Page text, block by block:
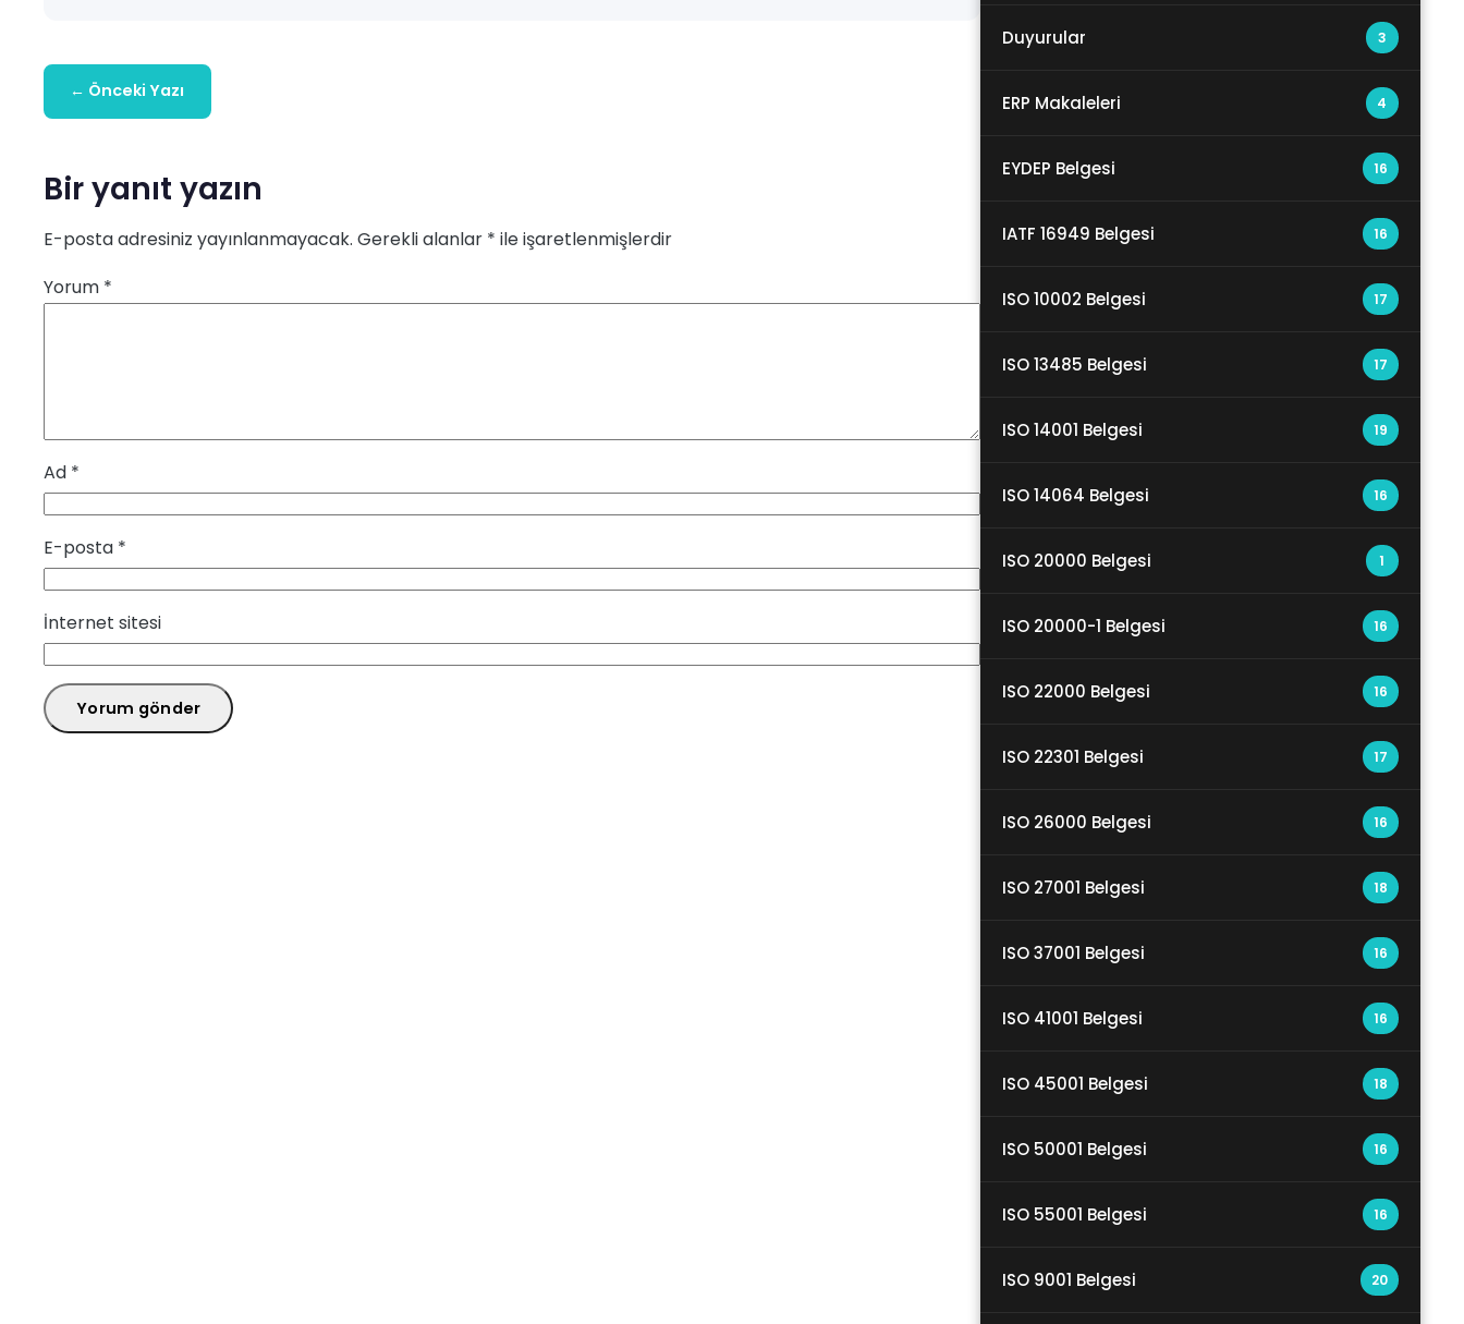
← Önceki Yazı
Bir yanıt yazın
E-posta adresiniz yayınlanmayacak. Gerekli alanlar * ile işaretlenmişlerdir
Yorum *
Ad *
E-posta *
İnternet sitesi
Duyurular 3
ERP Makaleleri 4
EYDEP Belgesi 16
IATF 16949 Belgesi 16
ISO 10002 Belgesi 17
ISO 13485 Belgesi 17
ISO 14001 Belgesi 19
ISO 14064 Belgesi 16
ISO 20000 Belgesi 1
ISO 20000-1 Belgesi 16
ISO 22000 Belgesi 16
ISO 22301 Belgesi 17
ISO 26000 Belgesi 16
ISO 27001 Belgesi 18
ISO 37001 Belgesi 16
ISO 41001 Belgesi 16
ISO 45001 Belgesi 18
ISO 50001 Belgesi 16
ISO 55001 Belgesi 16
ISO 9001 Belgesi 20